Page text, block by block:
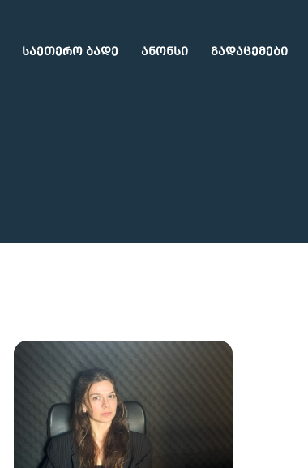
საეთერო ბადე ანონსი გადაცემები